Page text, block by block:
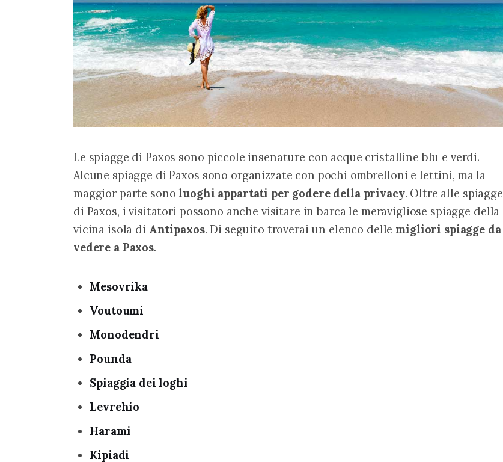
Le spiagge di Paxos sono piccole insenature con acque cristalline blu e verdi.
Alcune spiagge di Paxos sono organizzate con pochi ombrelloni e lettini, ma la
maggior parte sono luoghi appartati per godere della privacy. Oltre alle spiagge
di Paxos, i visitatori possono anche visitare in barca le meravigliose spiagge della
vicina isola di Antipaxos. Di seguito troverai un elenco delle migliori spiagge da
vedere a Paxos.
Mesovrika
Voutoumi
Monodendri
Pounda
Spiaggia dei loghi
Levrehio
Harami
Kipiadi